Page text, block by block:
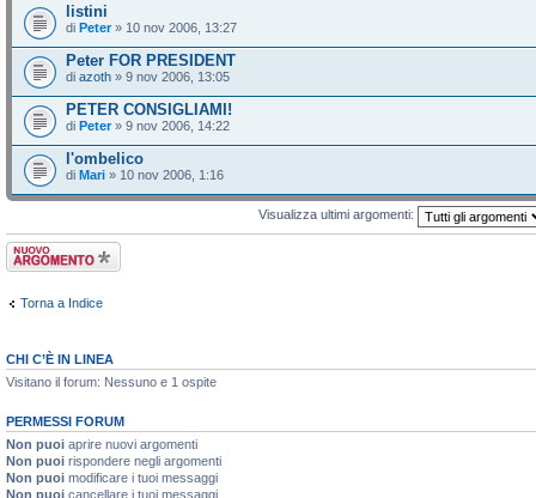
listini
di Peter» 10 nov 2006, 13:27
Peter FOR PRESIDENT
di azoth » 9 nov 2006, 13:05
PETER CONSIGLIAMI!
di Peter» 9 nov 2006, 14:22
l'ombelico
di Mari » 10 nov 2006, 1:16
Visualizza ultimi argomenti:
Scrivi un nuovo
argomento
Torna a Indice
CHI C’È IN LINEA
Visitano il forum: Nessuno e 1 ospite
PERMESSI FORUM
Non puoi aprire nuovi argomenti
Non puoi rispondere negli argomenti
Non puoi modificare i tuoi messaggi
Non puoi cancellare i tuoi messaggi